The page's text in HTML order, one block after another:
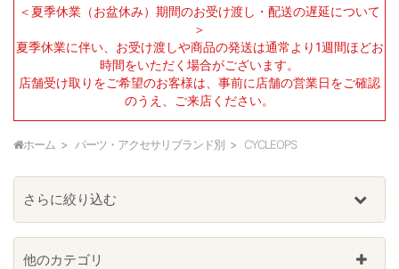
＜夏季休業（お盆休み）期間のお受け渡し・配送の遅延について
＞
夏季休業に伴い、お受け渡しや商品の発送は通常より1週間ほどお
時間をいただく場合がございます。
店舗受け取りをご希望のお客様は、事前に店舗の営業日をご確認
のうえ、ご来店ください。
ホーム パーツ・アクセサリブランド別 CYCLEOPS
さらに絞り込む
他のカテゴリ